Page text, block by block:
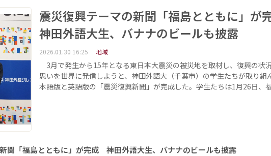
震災復興テーマの新聞「福島とともに」
神田外語大生、バナナのビールも披露
2026.01.30 16:25 地域
3月で発生から15年となる東日本大震災の被災地を取材し、復興の状
思いを世界に発信しようと、神田外語大（千葉市）の学生たちが取り組
本語版と英語版の「震災復興新聞」が完成した。学生たちは1月26日、
聞「福島とともに」が完成 神田外語大生、バナナのビールも披露